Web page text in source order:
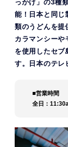
っかけ」の3種
能！日本と同じ
類のうどんを提
カラマンシーや
を使用したセブ
す。日本のテレ
■営業時間
全日：